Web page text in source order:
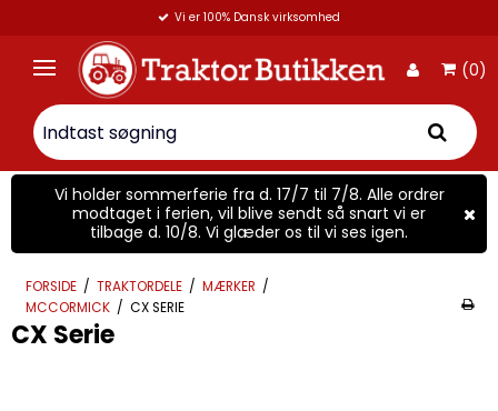
Vi er 100% Dansk virksomhed
(0)
Vi holder sommerferie fra d. 17/7 til 7/8. Alle ordrer
modtaget i ferien, vil blive sendt så snart vi er
tilbage d. 10/8. Vi glæder os til vi ses igen.
FORSIDE / TRAKTORDELE / MÆRKER /
MCCORMICK / CX SERIE
CX Serie